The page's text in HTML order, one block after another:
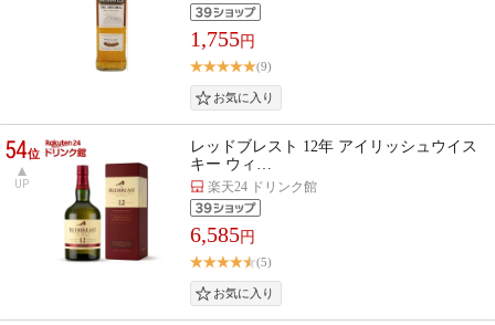
1,755円
(9)
54位
UP
レッドブレスト 12年 アイリッシュウイス
キー ウィ…
楽天24 ドリンク館
6,585円
(5)